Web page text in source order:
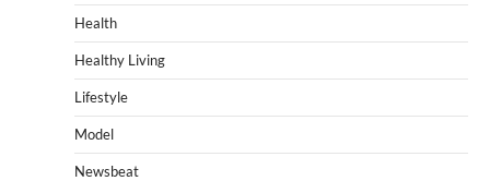
Health
Healthy Living
Lifestyle
Model
Newsbeat